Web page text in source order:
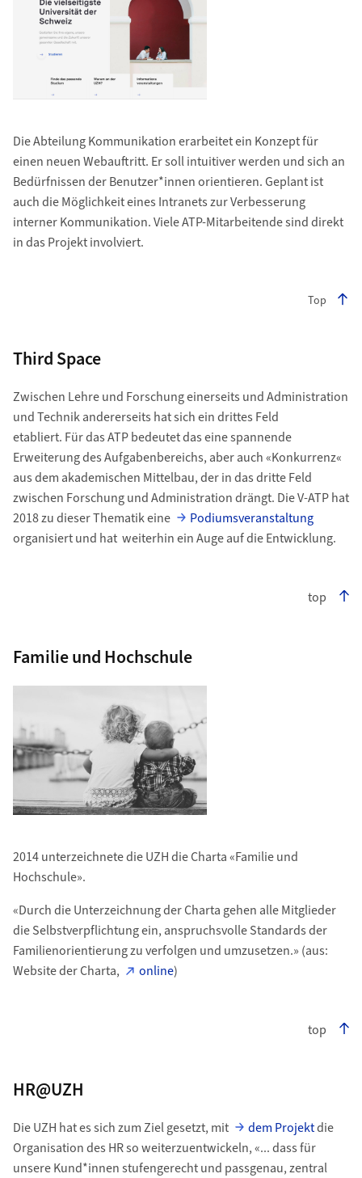
Die Abteilung Kommunikation erarbeitet ein Konzept für
einen neuen Webauftritt. Er soll intuitiver werden und sich an
Bedürfnissen der Benutzer*innen orientieren. Geplant ist
auch die Möglichkeit eines Intranets zur Verbesserung
interner Kommunikation. Viele ATP-Mitarbeitende sind direkt
in das Projekt involviert.
Top
Third Space
Zwischen Lehre und Forschung einerseits und Administration
und Technik andererseits hat sich ein drittes Feld
etabliert. Für das ATP bedeutet das eine spannende
Erweiterung des Aufgabenbereichs, aber auch «Konkurrenz«
aus dem akademischen Mittelbau, der in das dritte Feld
zwischen Forschung und Administration drängt. Die V-ATP hat
2018 zu dieser Thematik eine
Podiumsveranstaltung
organisiert und hat weiterhin ein Auge auf die Entwicklung.
top
Familie und Hochschule
2014 unterzeichnete die UZH die Charta «Familie und
Hochschule».
«Durch die Unterzeichnung der Charta gehen alle Mitglieder
die Selbstverpflichtung ein, anspruchsvolle Standards der
Familienorientierung zu verfolgen und umzusetzen.» (aus:
Website der Charta,
online)
top
HR@UZH
Die UZH hat es sich zum Ziel gesetzt, mit dem Projektdie
Organisation des HR so weiterzuentwickeln, «... dass für
unsere Kund*innen stufengerecht und passgenau, zentral